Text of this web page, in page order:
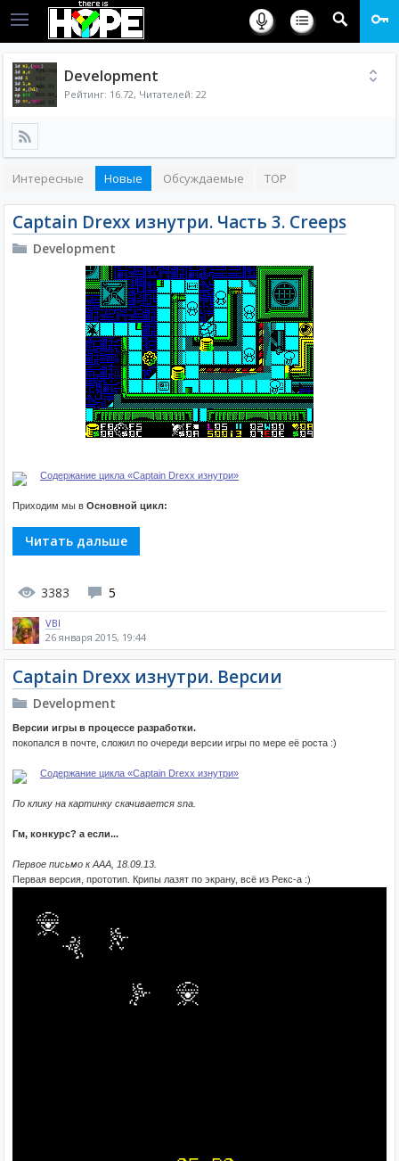
Development
Рейтинг: 16.72, Читателей: 22
Интересные Новые Обсуждаемые TOP
Captain Drexx изнутри. Часть 3. Creeps
Development
Содержание цикла «Captain Drexx изнутри»
Приходим мы в Основной цикл:
Читать дальше
3383 5
VBI
26 января 2015, 19:44
Captain Drexx изнутри. Версии
Development
Версии игры в процессе разработки.
покопался в почте, сложил по очереди версии игры по мере её роста :)
Содержание цикла «Captain Drexx изнутри»
По клику на картинку скачивается sna.
Гм, конкурс? а если...
Первое письмо к ААА, 18.09.13.
Первая версия, прототип. Крипы лазят по экрану, всё из Рекс-а :)